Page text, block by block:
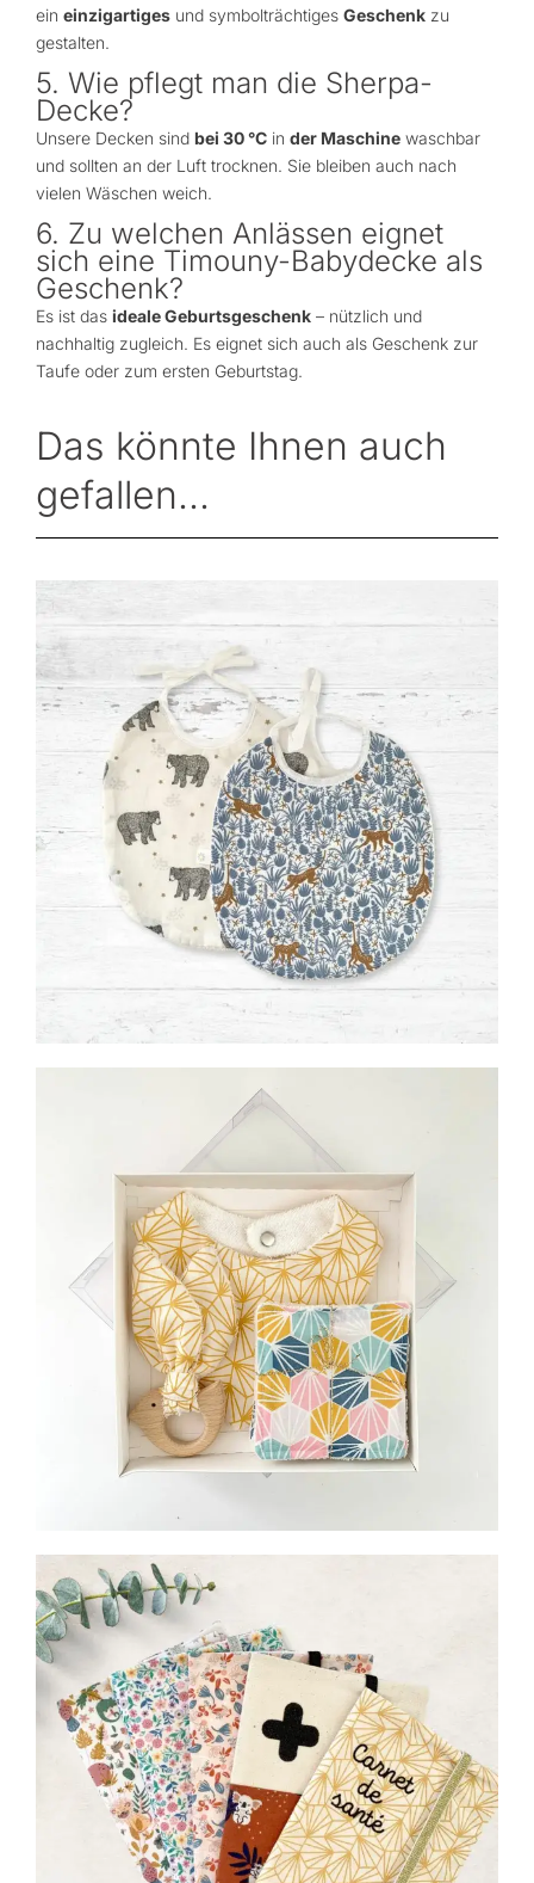
ein einzigartiges und symbolträchtiges Geschenk zu
gestalten.
5. Wie pflegt man die Sherpa-
Decke?
Unsere Decken sind bei 30 °C in der Maschine waschbar
und sollten an der Luft trocknen. Sie bleiben auch nach
vielen Wäschen weich.
6. Zu welchen Anlässen eignet
sich eine Timouny-Babydecke als
Geschenk?
Es ist das ideale Geburtsgeschenk – nützlich und
nachhaltig zugleich. Es eignet sich auch als Geschenk zur
Taufe oder zum ersten Geburtstag.
Das könnte Ihnen auch
gefallen...